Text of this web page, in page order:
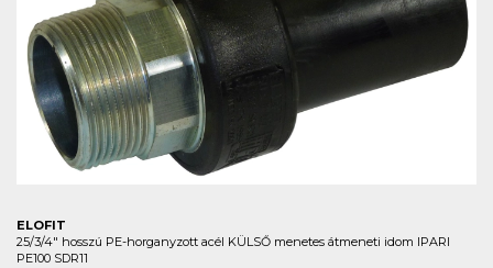
ELOFIT
25/3/4" hosszú PE-horganyzott acél KÜLSŐ menetes átmeneti idom IPARI
PE100 SDR11